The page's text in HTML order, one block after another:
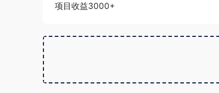
项目收益3000+